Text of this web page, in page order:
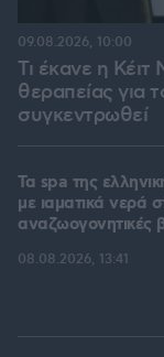
Τι έκανε η Κέιτ
θεραπείας για
συγκεντρωθεί
09.08.2026, 10:00
Τα spa της
με ιαματικά νερά
αναζωογονητικές
08.08.2026, 13:41